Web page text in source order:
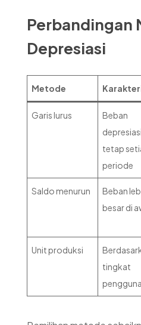
Perbandingan
Depresiasi
Metode
Garis lurus
Beban
depresiasi
tetap
periode
Saldo menurun
Beban
besar di
Unit produksi
tingkat